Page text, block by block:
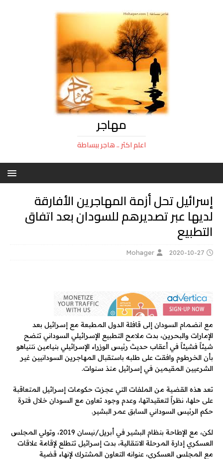
مهاجر
اعلم اكثر .. هاجر ببساطة
إسرائيل تحل أزمة المهاجرين الأفارقة
لديها عبر تصديرهم للسودان بعد اتفاق
التطبيع
2020-10-27
Mohager
مع انضمام السودان إلى قافلة الدول المطبعة مع إسرائيل بعد
الإمارات والبحرين، بدت ملامح التطبيع الإسرائيلي السوداني تتضح
شيئاً فشيئاً في أعقاب حديث رئيس الوزراء الإسرائيلي بنيامين نتنياهو
بأن الخرطوم وافقت على طلبه باستقبال المهاجرين السودانيين غير
الشرعيين المقيمين في إسرائيل منذ سنوات.
تعد هذه القضية من الملفات التي عجزت حكومات إسرائيل المتعاقبة
على حلها، نظراً لتعقيداتها، وعدم وجود تعاون مع السودان خلال فترة
حكم الرئيس السوداني السابق عمر البشير.
لكن، مع الإطاحة بنظام البشير في أبريل/نيسان 2019، وتولي المجلس
العسكري إدارة المرحلة الانتقالية، بدت إسرائيل تتطلع لإقامة علاقات
مع المجلس العسكري، عنوانه التعاون المشترك لإنهاء قضية